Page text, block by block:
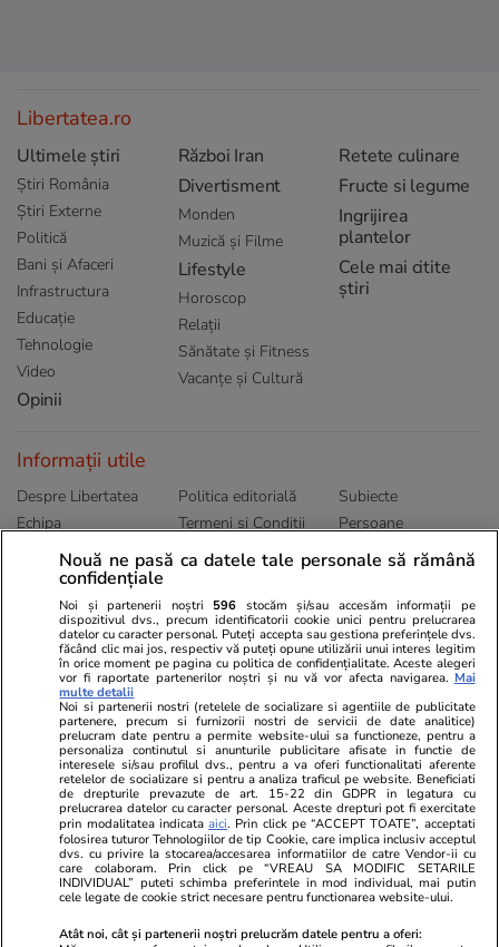
Libertatea.ro
Ultimele știri
Știri România
Știri Externe
Politică
Bani și Afaceri
Infrastructura
Educație
Tehnologie
Video
Opinii
Război Iran
Divertisment
Monden
Muzică și Filme
Lifestyle
Horoscop
Relații
Sănătate și Fitness
Vacanțe și Cultură
Retete culinare
Fructe si legume
Ingrijirea
plantelor
Cele mai citite
știri
Informații utile
Despre Libertatea
Echipa
Publicitate
Politica de
Politica editorială
Termeni și Conditii
Abonamente
Subiecte
Persoane
Sitemap
Ringier România
Libertatea pentru
Unica.ro
Program TV
Avantaje
ELLE
Gazeta Sporturilor
Stiri mondene
Calculator sarcina
Ajută Copiii
Locuri de muncă
Imobiliare.ro
Jobradar24
Imoradar24
Colecții Libertatea
Pariază responsabil! Decizia ONJN nr. 821/25.09.2025.
Jocurile de noroc sunt interzise minorilor.
© 2026 Ringier Romania. Toate drepturile rezervate
Nouă ne pasă ca datele tale personale să rămână
confidențiale
Noi și partenerii noștri 596 stocăm și/sau accesăm informații pe
dispozitivul dvs., precum identificatorii cookie unici pentru prelucrarea
datelor cu caracter personal. Puteți accepta sau gestiona preferințele dvs.
făcând clic mai jos, respectiv vă puteți opune utilizării unui interes legitim
în orice moment pe pagina cu politica de confidențialitate. Aceste alegeri
vor fi raportate partenerilor noștri și nu vă vor afecta navigarea. Mai
multe detalii
Noi si partenerii nostri (retelele de socializare si agentiile de publicitate
partenere, precum si furnizorii nostri de servicii de date analitice)
prelucram date pentru a permite website-ului sa functioneze, pentru a
personaliza continutul si anunturile publicitare afisate in functie de
interesele si/sau profilul dvs., pentru a va oferi functionalitati aferente
retelelor de socializare si pentru a analiza traficul pe website. Beneficiati
de drepturile prevazute de art. 15-22 din GDPR in legatura cu
prelucrarea datelor cu caracter personal. Aceste drepturi pot fi exercitate
prin modalitatea indicataaici. Prin click pe “ACCEPT TOATE”, acceptati
folosirea tuturor Tehnologiilor de tip Cookie, care implica inclusiv acceptul
dvs. cu privire la stocarea/accesarea informatiilor de catre Vendor-ii cu
care colaboram. Prin click pe “VREAU SA MODIFIC SETARILE
INDIVIDUAL” puteti schimba preferintele in mod individual, mai putin
cele legate de cookie strict necesare pentru functionarea website-ului.
Atât noi, cât și partenerii noștri prelucrăm datele pentru a oferi: